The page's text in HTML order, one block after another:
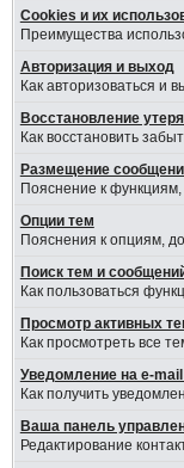
Cookies и их
Преимущества
Авторизация и выход
Как авторизоваться и
Восстановление
Как восстановить
Размещение
Пояснение к
Опции тем
Пояснения к опциям,
Поиск тем и
Как пользоваться
Просмотр активных
Как просмотреть все
Уведомление на е-
Как получить
Ваша панель
Редактирование